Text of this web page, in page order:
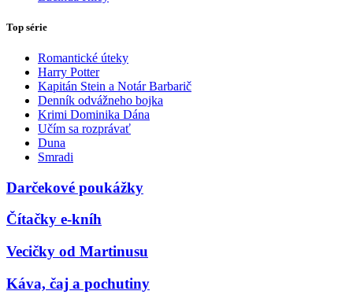
Top série
Romantické úteky
Harry Potter
Kapitán Stein a Notár Barbarič
Denník odvážneho bojka
Krimi Dominika Dána
Učím sa rozprávať
Duna
Smradi
Darčekové poukážky
Čítačky e-kníh
Vecičky od Martinusu
Káva, čaj a pochutiny